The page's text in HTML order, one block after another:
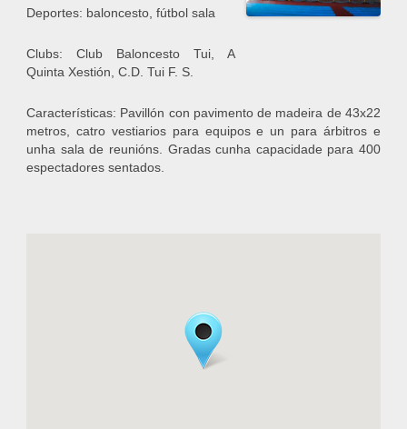
Deportes: baloncesto, fútbol sala
Clubs: Club Baloncesto Tui, A
Quinta Xestión, C.D. Tui F. S.
Características: Pavillón con pavimento de madeira de 43x22
metros, catro vestiarios para equipos e un para árbitros e
unha sala de reunións. Gradas cunha capacidade para 400
espectadores sentados.